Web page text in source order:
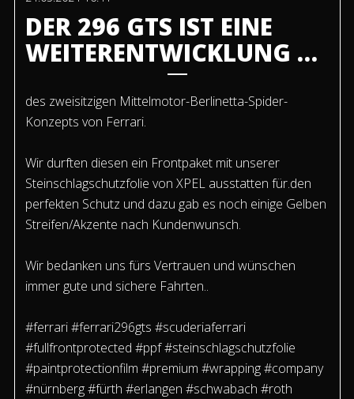
DER 296 GTS IST EINE
WEITERENTWICKLUNG …
des zweisitzigen Mittelmotor-Berlinetta-Spider-
Konzepts von Ferrari.
Wir durften diesen ein Frontpaket mit unserer
Steinschlagschutzfolie von XPEL ausstatten für.den
perfekten Schutz und dazu gab es noch einige Gelben
Streifen/Akzente nach Kundenwunsch.
Wir bedanken uns fürs Vertrauen und wünschen
immer gute und sichere Fahrten..
#ferrari #ferrari296gts #scuderiaferrari
#fullfrontprotected #ppf #steinschlagschutzfolie
#paintprotectionfilm #premium #wrapping #company
#nürnberg #fürth #erlangen #schwabach #roth